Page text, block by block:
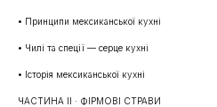
• Принципи мексиканської кухні
• Чилі та спеції — серце кухні
• Історія мексиканської кухні
ЧАСТИНА II · ФІРМОВІ СТРАВИ